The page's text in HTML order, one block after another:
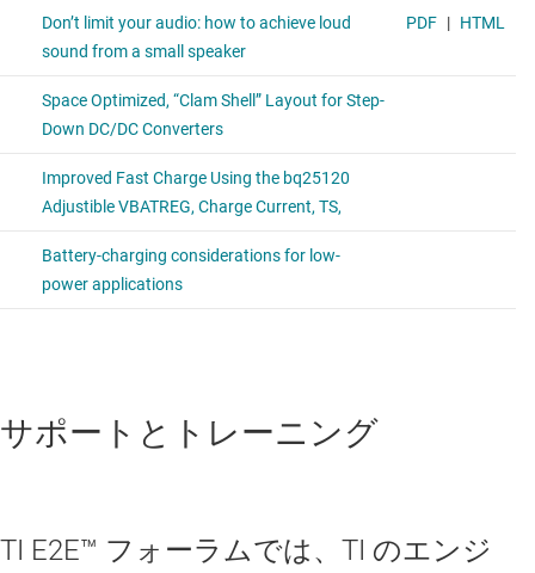
サポートとトレーニング
TI E2E™ フォーラムでは、TI のエンジ